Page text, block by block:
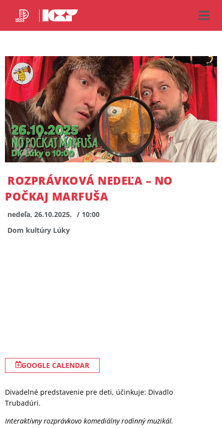
ROZPRÁVKOVÁ NEDEĽA – NO
POČKAJ MARFUŠA
nedeľa, 26.10.2025. / 10:00
Dom kultúry Lúky
GOOGLE CALENDAR
Divadelné predstavenie pre deti, účinkuje: Divadlo
Trubadúri.
Interaktívny rozprávkovo komediálny rodinný muzikál.